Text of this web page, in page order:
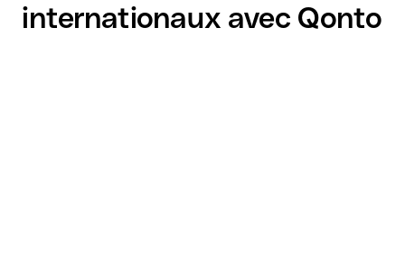
internationaux avec Qonto